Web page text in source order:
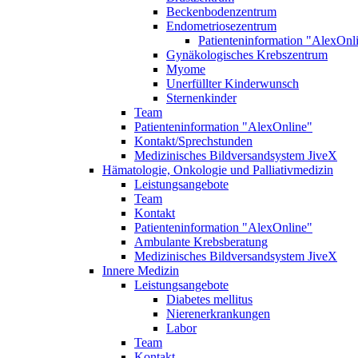
Beckenbodenzentrum
Endometriosezentrum
Patienteninformation
Gynäkologisches Krebszentrum
Myome
Unerfüllter Kinderwunsch
Sternenkinder
Team
Patienteninformation "AlexOnline"
Kontakt/Sprechstunden
Medizinisches Bildversandsystem JiveX
Hämatologie, Onkologie und Palliativmedizin
Leistungsangebote
Team
Kontakt
Patienteninformation "AlexOnline"
Ambulante Krebsberatung
Medizinisches Bildversandsystem JiveX
Innere Medizin
Leistungsangebote
Diabetes mellitus
Nierenerkrankungen
Labor
Team